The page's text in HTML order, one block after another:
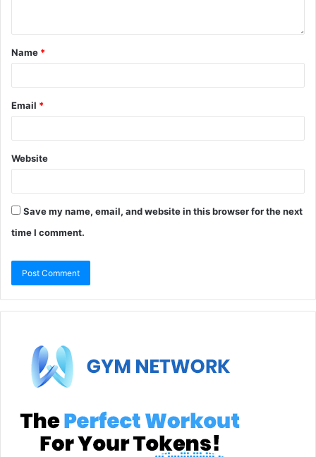
Name *
Email *
Website
Save my name, email, and website in this browser for the next
time I comment.